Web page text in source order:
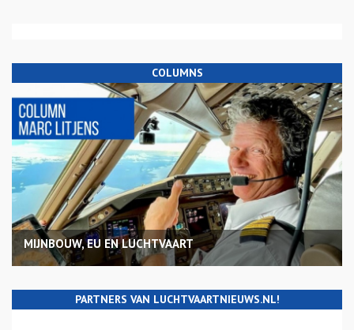
COLUMNS
MIJNBOUW, EU EN LUCHTVAART
PARTNERS VAN LUCHTVAARTNIEUWS.NL!